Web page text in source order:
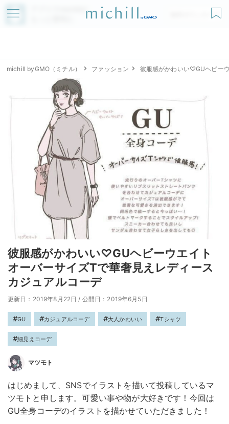
アプリでmichillが
無料ダウンロード
michill byGMO（ミチル） ファッション 彼服感がかわいい♡GUヘビー
彼服感がかわいい♡GUヘビーウエイト
オーバーサイズTで華奢見えレディース
カジュアルコーデ
更新日：2019年8月22日 / 公開日：2019年6月5日
GU カジュアルコーデ 大人かわいい Tシャツ
細見えコーデ
マツモト
はじめまして、SNSでイラストを描いて投稿しているマ
ツモトと申します。可愛い事や物が大好きです！今回は
GU全身コーデのイラストを描かせていただきました！